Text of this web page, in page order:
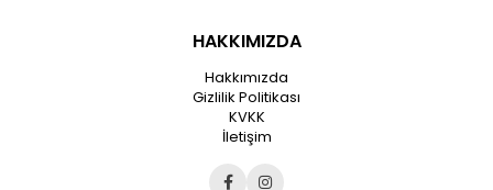
HAKKIMIZDA
Hakkımızda
Gizlilik Politikası
KVKK
İletişim